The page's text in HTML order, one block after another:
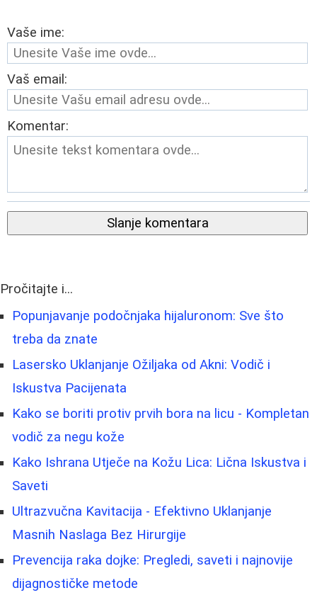
Vaše ime:
Vaš email:
Komentar:
Slanje komentara
Pročitajte i...
Popunjavanje podočnjaka hijaluronom: Sve što
treba da znate
Lasersko Uklanjanje Ožiljaka od Akni: Vodič i
Iskustva Pacijenata
Kako se boriti protiv prvih bora na licu - Kompletan
vodič za negu kože
Kako Ishrana Utječe na Kožu Lica: Lična Iskustva i
Saveti
Ultrazvučna Kavitacija - Efektivno Uklanjanje
Masnih Naslaga Bez Hirurgije
Prevencija raka dojke: Pregledi, saveti i najnovije
dijagnostičke metode